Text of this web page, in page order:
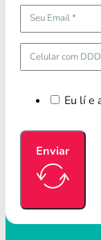
Eu lí e
Enviar